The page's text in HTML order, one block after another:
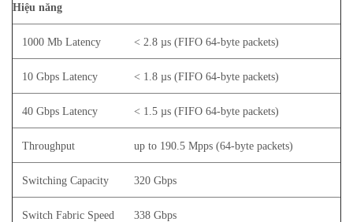
Hiệu năng
1000 Mb Latency < 2.8 µs (FIFO 64-byte packets)
10 Gbps Latency < 1.8 µs (FIFO 64-byte packets)
40 Gbps Latency < 1.5 µs (FIFO 64-byte packets)
Throughput up to 190.5 Mpps (64-byte packets)
Switching Capacity 320 Gbps
Switch Fabric Speed 338 Gbps